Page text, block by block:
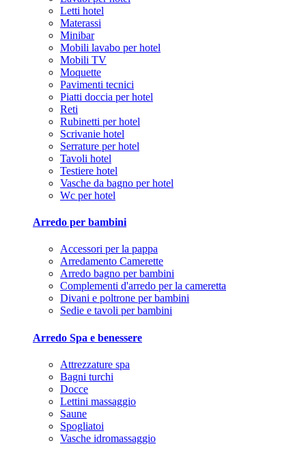
Letti hotel
Materassi
Minibar
Mobili lavabo per hotel
Mobili TV
Moquette
Pavimenti tecnici
Piatti doccia per hotel
Reti
Rubinetti per hotel
Scrivanie hotel
Serrature per hotel
Tavoli hotel
Testiere hotel
Vasche da bagno per hotel
Wc per hotel
Arredo per bambini
Accessori per la pappa
Arredamento Camerette
Arredo bagno per bambini
Complementi d'arredo per la cameretta
Divani e poltrone per bambini
Sedie e tavoli per bambini
Arredo Spa e benessere
Attrezzature spa
Bagni turchi
Docce
Lettini massaggio
Saune
Spogliatoi
Vasche idromassaggio